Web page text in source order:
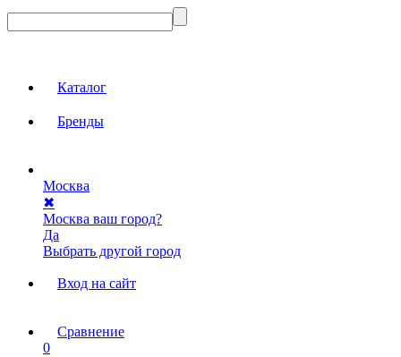
Каталог
Бренды
Москва
✖
Москва ваш город?
Да
Выбрать другой город
Вход на сайт
Сравнение
0